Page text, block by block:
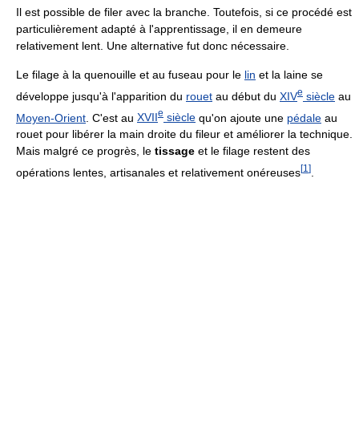
Il est possible de filer avec la branche. Toutefois, si ce procédé est
particulièrement adapté à l'apprentissage, il en demeure
relativement lent. Une alternative fut donc nécessaire.
Le filage à la quenouille et au fuseau pour le lin et la laine se
développe jusqu'à l'apparition du rouet au début du XIVe siècle au
Moyen-Orient . C'est au XVIIe siècle qu'on ajoute une pédale au
rouet pour libérer la main droite du fileur et améliorer la technique.
Mais malgré ce progrès, le tissage et le filage restent des
opérations lentes, artisanales et relativement onéreuses[1 ]